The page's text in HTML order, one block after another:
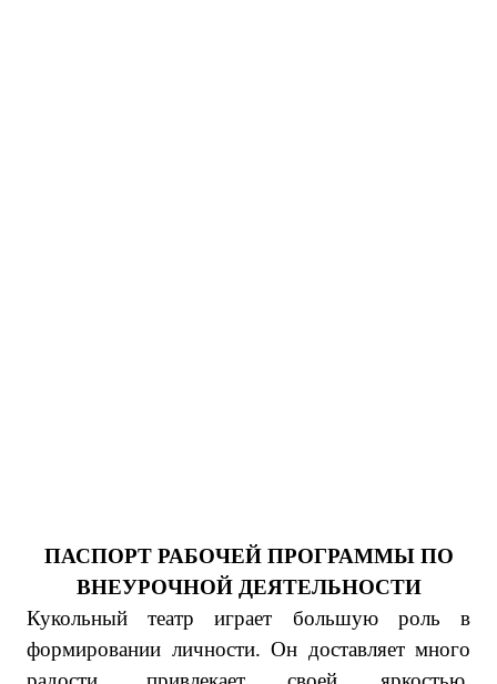
ПАСПОРТ РАБОЧЕЙ ПРОГРАММЫ ПО
ВНЕУРОЧНОЙ ДЕЯТЕЛЬНОСТИ
Кукольный театр играет большую роль в
формировании личности. Он доставляет много